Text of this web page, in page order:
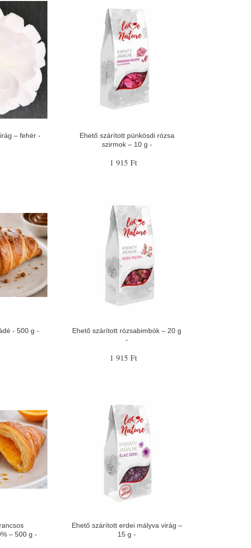
– fehér -
Ehető szárított pünkösdi rózsa
szirmok – 10 g -
1 915 Ft
- 500 g -
Ehető szárított rózsabimbók – 20 g
-
1 915 Ft
– 500 g -
Ehető szárított erdei mályva virág –
15 g -